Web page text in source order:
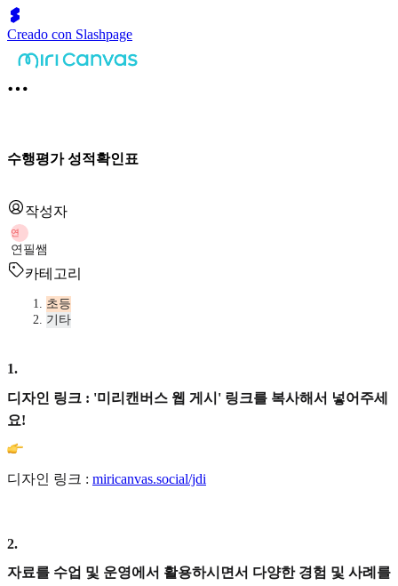
Creado con Slashpage
수행평가 성적확인표
작성자
연
연필쌤
카테고리
초등
기타
1.
디자인 링크 : '미리캔버스 웹 게시' 링크를 복사해서 넣어주세
요!
디자인 링크 : miricanvas.social/jdi
2.
자료를 수업 및 운영에서 활용하시면서 다양한 경험 및 사례를